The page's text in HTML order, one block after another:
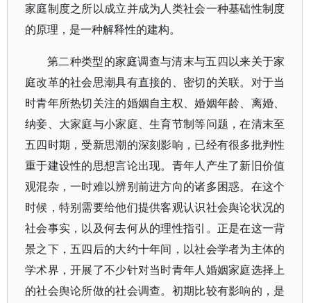
家庭制度之所以成立并成为人类社会一种基础性制度
的原理，是一种解释性的建构。
第二种类型的家庭调查与清末与五四以来关于家
庭改革的社会思潮具有直接的、密切的关联。对于当
时青年所热切关注的婚姻自主权、婚姻年龄、离婚、
纳妾、大家庭与小家庭、生育节制等问题，在清末至
五四时期，受新思潮的深刻影响，已经有很多批判性
重于建设性的思想言论出现。青年人产生了新旧价值
观混杂，一时难以辨别前进方向的诸多困惑。在这个
时候，特别需要给他们提供客观认识社会舆论状况的
社会事实，以及何去何从的理性指引。正是在这一背
景之下，五四后的大约十年间，以社会学者为主体的
学术界，开展了不少针对当时青年人婚姻家庭选择上
的社会舆论所做的社会调查。初期比较有影响的，是